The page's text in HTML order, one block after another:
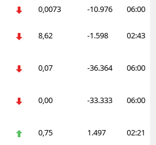
0,0073 -10.976 06:00
8,62 -1.598 02:43
0,07 -36.364 06:00
0,00 -33.333 06:00
0,75 1.497 02:21